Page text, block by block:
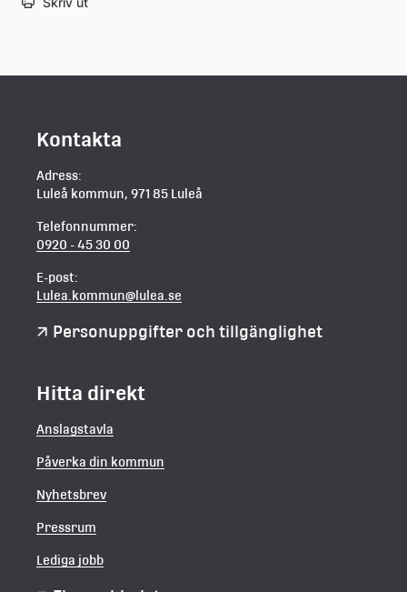
Kontakta
Adress:
Luleå kommun, 971 85 Luleå
Telefonnummer:
0920 - 45 30 00
E-post:
Lulea.kommun@lulea.se
Personuppgifter och tillgänglighet
Hitta direkt
Anslagstavla
Påverka din kommun
Nyhetsbrev
Pressrum
Lediga jobb